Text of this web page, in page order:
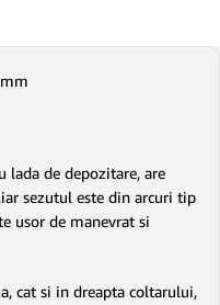
lada de depozitare, are
sezutul este din arcuri tip
usor de manevrat si
cat si in dreapta coltarului,